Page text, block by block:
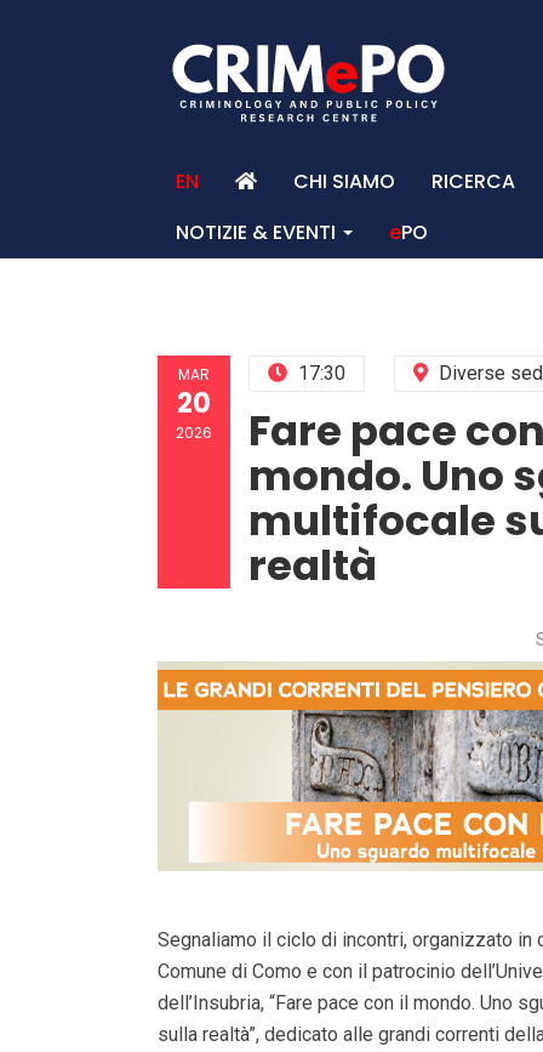
EN CHI SIAMO
RICERCA
NOTIZIE & EVENTI
ePO
MAR
20
2026
17:30 Diverse
Fare pace
mondo. Uno
multifocale
realtà
Segnaliamo il ciclo di incontri, organizzato in
Comune di Como e con il patrocinio
dell’Insubria, “Fare pace con il mondo. Uno
sulla realtà”, dedicato alle grandi correnti